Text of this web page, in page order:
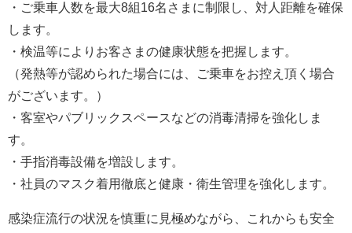
・ご乗車人数を最大8組16名さまに制限し、対人距離を確保
します。
・検温等によりお客さまの健康状態を把握します。
（発熱等が認められた場合には、ご乗車をお控え頂く場合
がございます。）
・客室やパブリックスペースなどの消毒清掃を強化しま
す。
・手指消毒設備を増設します。
・社員のマスク着用徹底と健康・衛生管理を強化します。
感染症流行の状況を慎重に見極めながら、これからも安全